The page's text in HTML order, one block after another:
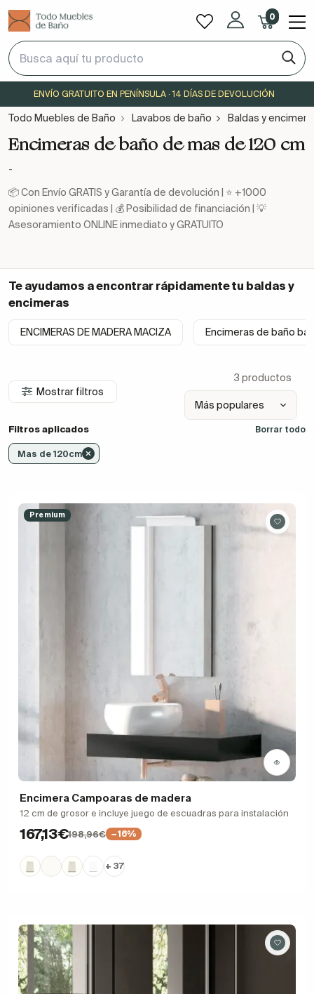
0
ENVÍO GRATUITO EN PENÍNSULA · 14 DÍAS DE DEVOLUCIÓN
Todo Muebles de Baño Lavabos de baño Baldas y
Encimeras de baño de mas de 120 cm
-
📦 Con Envío GRATIS y Garantía de devolución | ⭐ +1000
opiniones verificadas | 💰 Posibilidad de financiación | 💡
Asesoramiento ONLINE inmediato y GRATUITO
Te ayudamos a encontrar rápidamente tu baldas y
encimeras
ENCIMERAS DE MADERA MACIZA Encimeras de baño
Mostrar filtros
3 productos
Filtros aplicados Borrar todo
Mas de 120cm
Premium
Encimera Campoaras de madera
12 cm de grosor e incluye juego de escuadras para instalación
167,13€198,96€ −16%
+ 37